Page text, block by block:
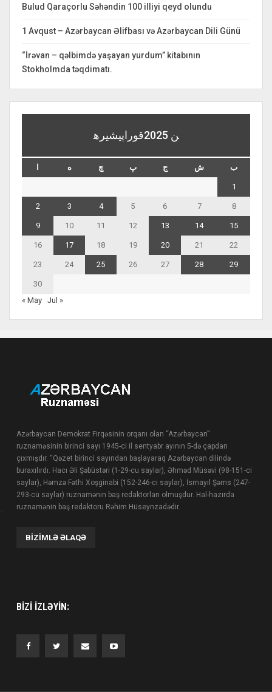
Bulud Qaraçorlu Səhəndin 100 illiyi qeyd olundu
1 Avqust – Azərbaycan Əlifbası və Azərbaycan Dili Günü
“İrəvan – qəlbimdə yaşayan yurdum” kitabının
Stokholmda təqdimatı.
قوراپيشيره‎ن 2025
ه چ پ ج ش ب
1
2 3 4 5 6 7 8
9 10 11 12 13 14 15
16 17 18 19 20 21 22
23 24 25 26 27 28 29
30
« May Jul »
Azərbaycan Demokrat Firqəsinin orqanı olan “Azərbaycan”
ruznaməsinin birinci sayı 1945-ci il sentyabr ayının 5-də çapdan
çıxmışdır. “Qəzet birinci sayından başlayaraq Azərbaycan dilində
buraxılırdı. Hacı Əli Şəbüstəri (1-29-cu saylar), Əhməd Müsəvi (98-151-ci
saylar), Həmzə Fəthi Xoşginabi (152-246-cı saylar), İsmayıl Şəms (247-
293-cü saylar) ruznamənin baş redaktorları olmuşdur. Hal-hazırda
ruznamənin baş redaktoru Rəhim Hüseynzadədir.
BIZIMLƏ ƏLAQƏ
BIZI IZLƏYIN: